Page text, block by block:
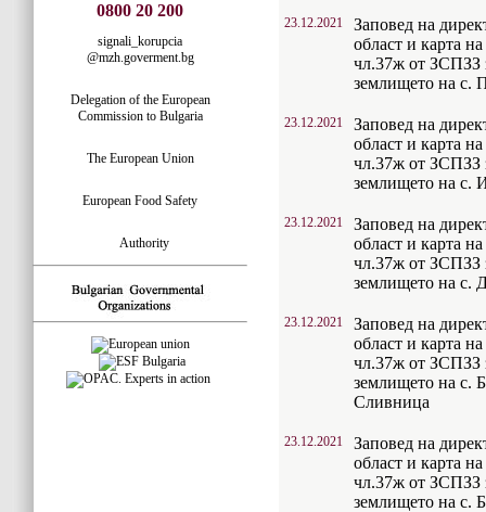
0800 20 200
signali_korupcia
@mzh.goverment.bg
Delegation of the European
Commission to Bulgaria
The European Union
European Food Safety
Authority
23.12.2021
Заповед на
област и карта
чл.37ж от ЗСПЗЗ
землището на с.
23.12.2021
Заповед на
област и карта
чл.37ж от ЗСПЗЗ
землището на с.
23.12.2021
Заповед на
област и карта
чл.37ж от ЗСПЗЗ
землището на с.
23.12.2021
Заповед на
област и карта
чл.37ж от ЗСПЗЗ
землището на с.
Сливница
23.12.2021
Заповед на
област и карта
чл.37ж от ЗСПЗЗ
землището на с.